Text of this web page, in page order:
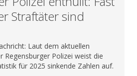
Straftäter sind
Laut dem aktuellen
Regensburger Polizei weist die
für 2025 sinkende Zahlen auf.